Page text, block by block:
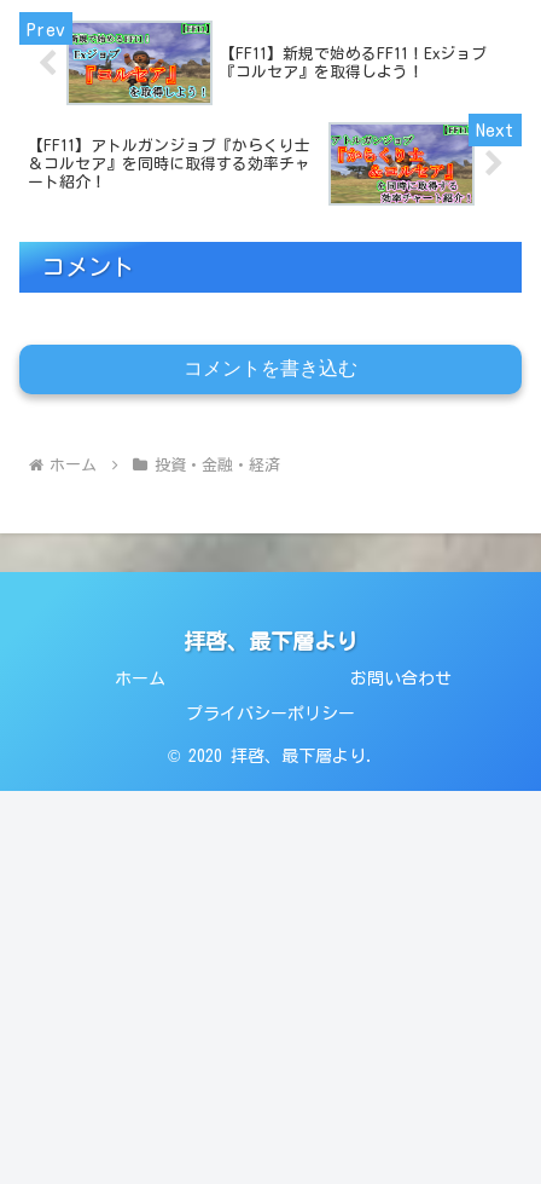
【FF11】新規で始めるFF11！Exジョブ
『コルセア』を取得しよう！
【FF11】アトルガンジョブ『からくり士
＆コルセア』を同時に取得する効率チャ
ート紹介！
コメント
コメントを書き込む
ホーム 投資・金融・経済
拝啓、最下層より
ホーム お問い合わせ
プライバシーポリシー
© 2020 拝啓、最下層より.